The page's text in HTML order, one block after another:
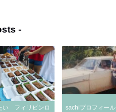
-
い フィリピンロ sachiプロフィール